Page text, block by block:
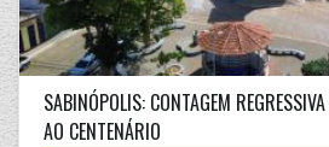
SABINÓPOLIS: CONTAGEM
AO CENTENÁRIO